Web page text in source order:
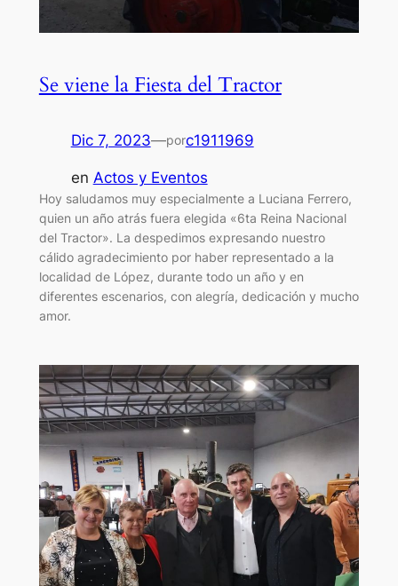
Se viene la Fiesta del Tractor
Dic 7, 2023—porc1911969
en Actos y Eventos
Hoy saludamos muy especialmente a Luciana Ferrero,
quien un año atrás fuera elegida «6ta Reina Nacional
del Tractor». La despedimos expresando nuestro
cálido agradecimiento por haber representado a la
localidad de López, durante todo un año y en
diferentes escenarios, con alegría, dedicación y mucho
amor.